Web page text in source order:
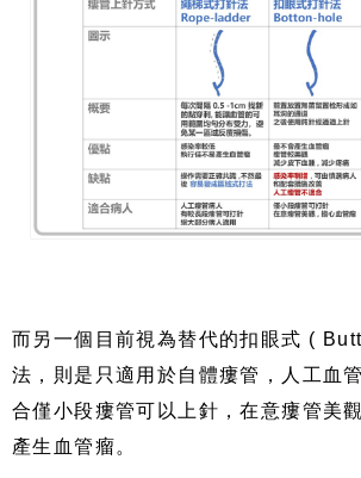
而另一個目前視為替代的扣眼式 (
法，則是只適用於自體瘻管，人工血
合僅小段瘻管可以上針，在意瘻管美
產生血管瘤。